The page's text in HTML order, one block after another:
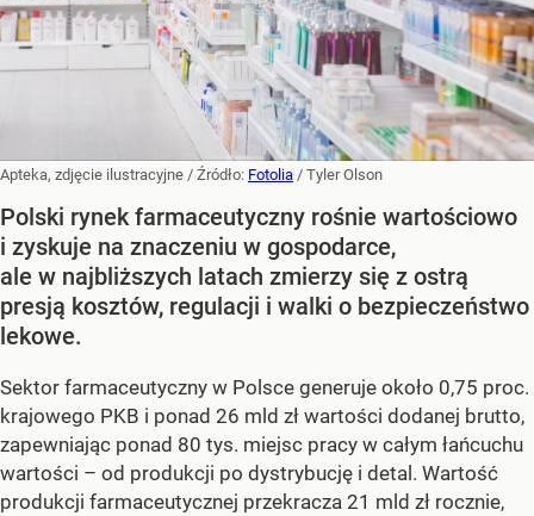
Apteka, zdjęcie ilustracyjne / Źródło: Fotolia / Tyler Olson
Polski rynek farmaceutyczny rośnie wartościowo
i zyskuje na znaczeniu w gospodarce,
ale w najbliższych latach zmierzy się z ostrą
presją kosztów, regulacji i walki o bezpieczeństwo
lekowe.
Sektor farmaceutyczny w Polsce generuje około 0,75 proc.
krajowego PKB i ponad 26 mld zł wartości dodanej brutto,
zapewniając ponad 80 tys. miejsc pracy w całym łańcuchu
wartości – od produkcji po dystrybucję i detal. Wartość
produkcji farmaceutycznej przekracza 21 mld zł rocznie,